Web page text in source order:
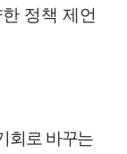
정책 제언
회로 바꾸는